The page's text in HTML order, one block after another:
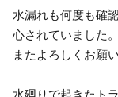
水漏れも何度も確
心されていました。
またよろしくお願
水廻りで起きたト